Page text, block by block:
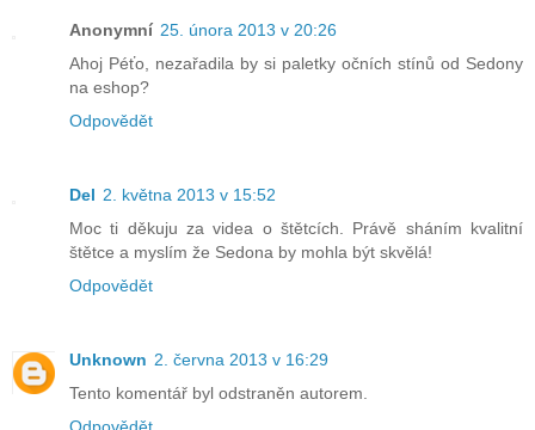
Anonymní 25. února 2013 v 20:26
Ahoj Péťo, nezařadila by si paletky očních stínů od Sedony
na eshop?
Odpovědět
Del 2. května 2013 v 15:52
Moc ti děkuju za videa o štětcích. Právě sháním kvalitní
štětce a myslím že Sedona by mohla být skvělá!
Odpovědět
Unknown 2. června 2013 v 16:29
Tento komentář byl odstraněn autorem.